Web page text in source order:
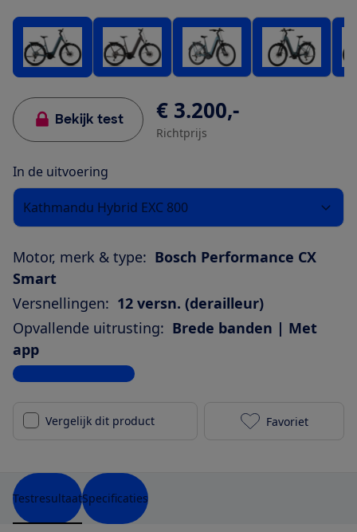
Bekijk test € 3.200,-
Richtprijs
In de uitvoering
Kathmandu Hybrid EXC 800
Motor, merk & type: Bosch Performance CX
Smart
Versnellingen: 12 versn. (derailleur)
Opvallende uitrusting: Brede banden | Met
app
Bekijk alle specificaties
Vergelijk dit product Cube
Favoriet
TestresultaatSpecificaties